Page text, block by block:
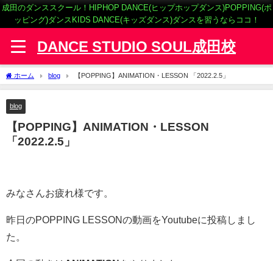
成田のダンススクール！HIPHOP DANCE(ヒップホップダンス)POPPING(ポ
ッピング)ダンスKIDS DANCE(キッズダンス)ダンスを習うならココ！
DANCE STUDIO SOUL成田校
ホーム blog 【POPPING】ANIMATION・LESSON 「2022.2.5」
blog
【POPPING】ANIMATION・LESSON
「2022.2.5」
みなさんお疲れ様です。
昨日のPOPPING LESSONの動画をYoutubeに投稿しまし
た。